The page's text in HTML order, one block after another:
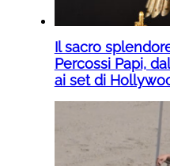
Il sacro
Percossi Papi,
ai set di